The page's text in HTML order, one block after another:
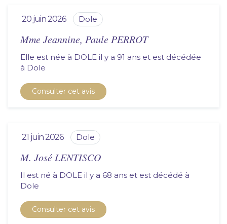
20 juin 2026 dole
Mme Jeannine, Paule PERROT
Elle est née à DOLE il y a 91 ans et est décédée
à
dole
Consulter cet avis
21 juin 2026 dole
M. José LENTISCO
Il est né à DOLE il y a 68 ans et est décédé à
dole
Consulter cet avis